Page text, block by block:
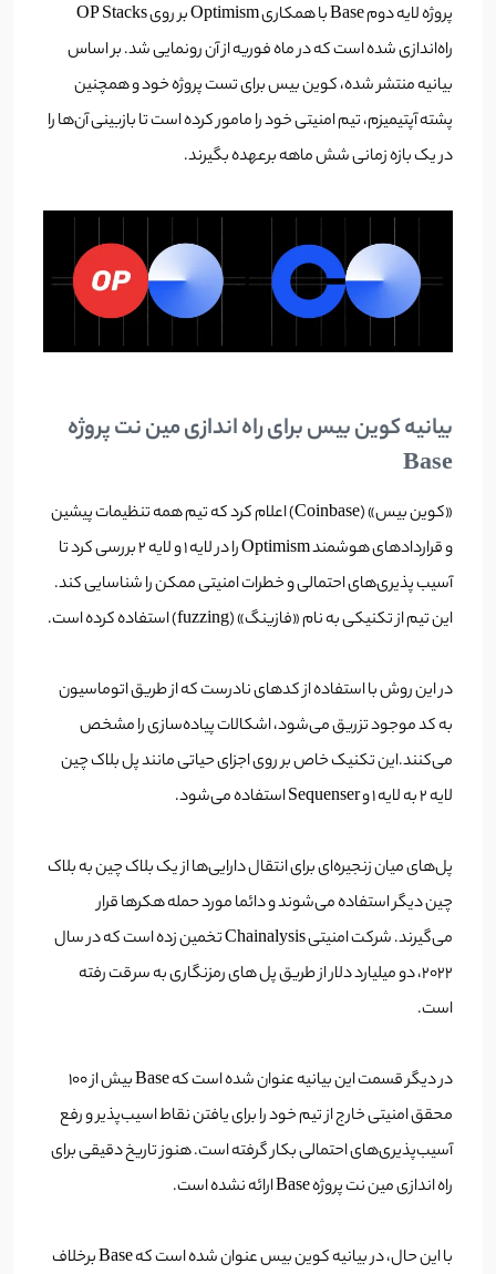
پروژه لایه دوم Base با همکاری Optimism بر روی OP Stacks
راه‌اندازی شده است که در ماه فوریه از آن رونمایی شد. بر اساس
بیانیه منتشر شده، کوین بیس برای تست پروژه خود و همچنین
پشته آپتیمیزم، تیم امنیتی خود را مامور کرده است تا بازبینی آن‌ها را
در یک بازه زمانی شش ماهه برعهده بگیرند.
بیانیه کوین بیس برای راه اندازی مین نت پروژه
Base
«کوین بیس» (Coinbase) اعلام کرد که تیم همه تنظیمات پیشین
و قراردادهای هوشمند Optimism را در لایه 1 و لایه 2 بررسی کرد تا
آسیب پذیری‌های احتمالی و خطرات امنیتی ممکن را شناسایی کند.
این تیم از تکنیکی به نام «فازینگ» (fuzzing) استفاده کرده است.
در این روش با استفاده از کدهای نادرست که از طریق اتوماسیون
به کد موجود تزریق می‌شود، اشکالات پیاده‌سازی را مشخص
می‌کنند.این تکنیک خاص بر روی اجزای حیاتی مانند پل بلاک چین
لایه 2 به لایه 1 و Sequenser استفاده می‌شود.
پل‌های میان زنجیره‌ای برای انتقال دارایی‌ها از یک بلاک چین به بلاک
چین دیگر استفاده می‌شوند و دائما مورد حمله هکرها قرار
می‌گیرند. شرکت امنیتی Chainalysis تخمین زده است که در سال
2022، دو میلیارد دلار از طریق پل های رمزنگاری به سرقت رفته
است.
در دیگر قسمت این بیانیه عنوان شده است که Base بیش از 100
محقق امنیتی خارج از تیم خود را برای یافتن نقاط اسیب‌پذیر و رفع
آسیب‌پذیری‌های احتمالی بکار گرفته است. هنوز تاریخ دقیقی برای
راه اندازی مین نت پروژه Base ارائه نشده است.
با این حال، در بیانیه کوین بیس عنوان شده است که Base برخلاف